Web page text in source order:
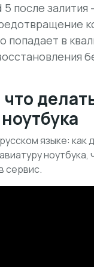
после залития
попадает в
языке: как
сервис.